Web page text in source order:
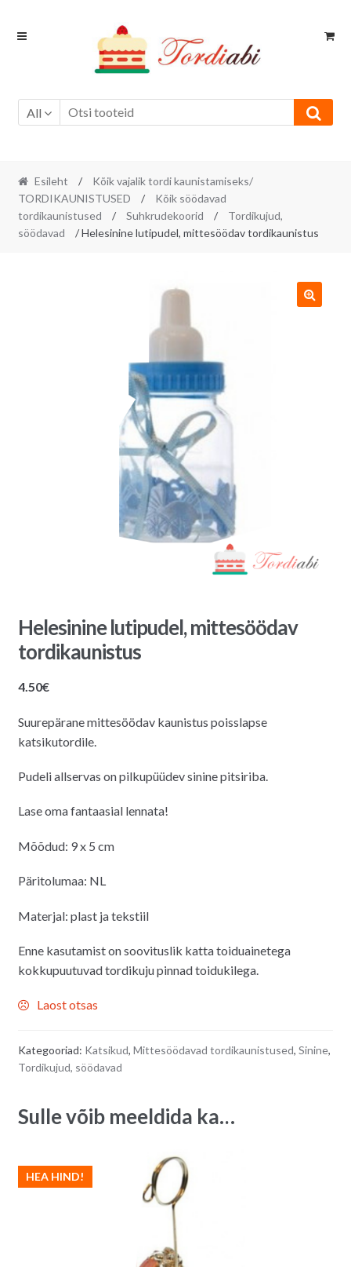
Skip
Skip
All
Esileht /
Kõik vajalik tordi kaunistamiseks/
TORDIKAUNISTUSED
/
Kõik söödavad
tordikaunistused
/ Suhkrudekoorid /
Tordikujud,
söödavad
/ Helesinine lutipudel, mittesöödav tordikaunistus
Helesinine lutipudel, mittesöödav
tordikaunistus
4.50€
Suurepärane mittesöödav kaunistus poisslapse
katsikutordile.
Pudeli allservas on pilkupüüdev sinine pitsiriba.
Lase oma fantaasial lennata!
Mõõdud: 9 x 5 cm
Päritolumaa: NL
Materjal: plast ja tekstiil
Enne kasutamist on soovituslik katta toiduainetega
kokkupuutuvad tordikuju pinnad toidukilega.
Laost otsas
Kategooriad: Katsikud, Mittesöödavad tordikaunistused, Sinine,
Tordikujud, söödavad
Sulle võib meeldida ka…
HEA HIND!